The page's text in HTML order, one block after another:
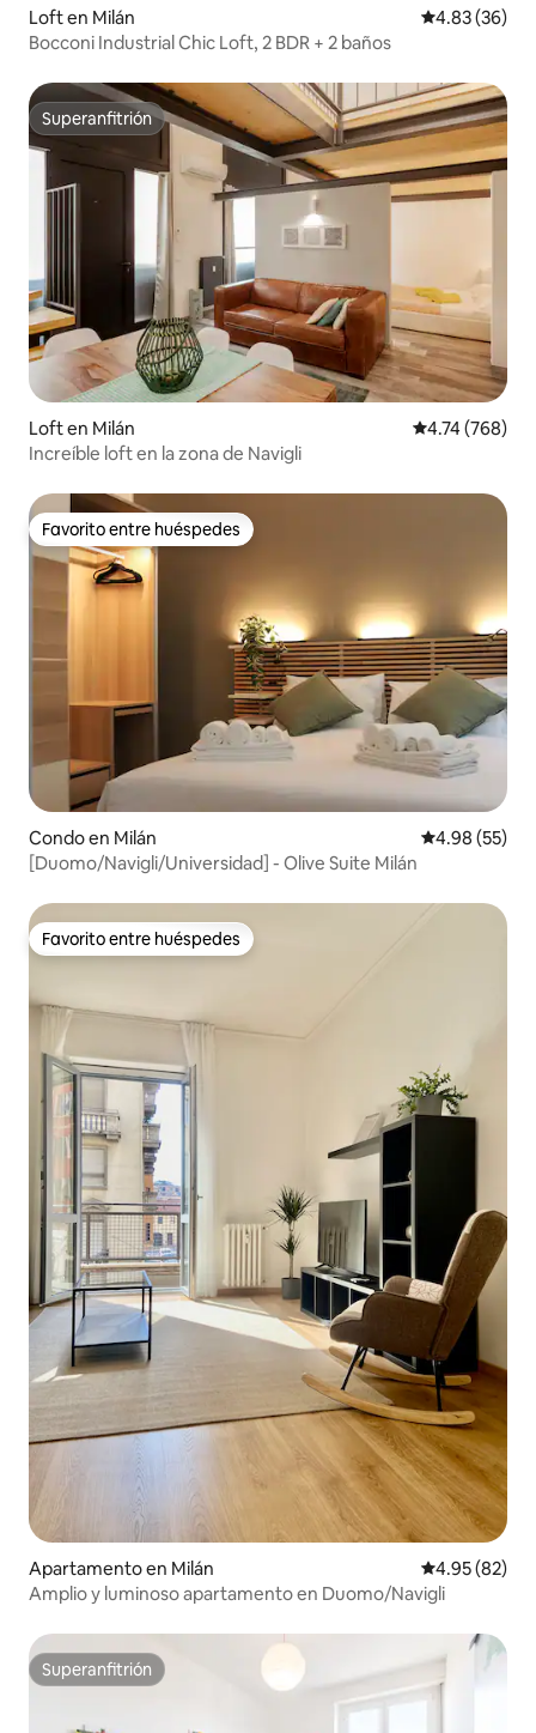
Loft en Milán Calificación
4.83 (36)
Bocconi Industrial Chic Loft, 2 BDR + 2 baños
Superanfitrión
Superanfitrión
Loft en Milán Calificación
4.74 (768)
Increíble loft en la zona de Navigli
Favorito entre huéspedes
Favorito entre huéspedes
Condo en Milán Calificación
4.98 (55)
[Duomo/Navigli/Universidad] - Olive Suite Milán
Favorito entre huéspedes
Favorito entre huéspedes
Apartamento en Milán Calificación
4.95 (82)
Amplio y luminoso apartamento en Duomo/Navigli
Superanfitrión
Superanfitrión